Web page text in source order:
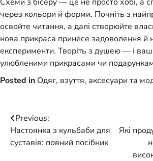
через кольори й форми. Почніть з
освойте читання, а далі створюйте
нова прикраса принесе задоволення й
експерименти. Творіть з душею — і
улюбленими прикрасами чи
Posted in Одяг, взуття, аксесуари та
Post
navigation
Previous:
Настоянка з кульбаби для
суставів: повний посібник
Які